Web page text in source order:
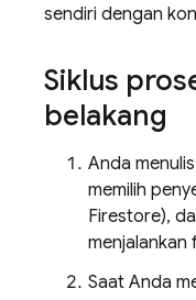
sendiri dengan
Siklus
belakang
Anda
memilih
Firestore),
menjalankan
Saat Anda